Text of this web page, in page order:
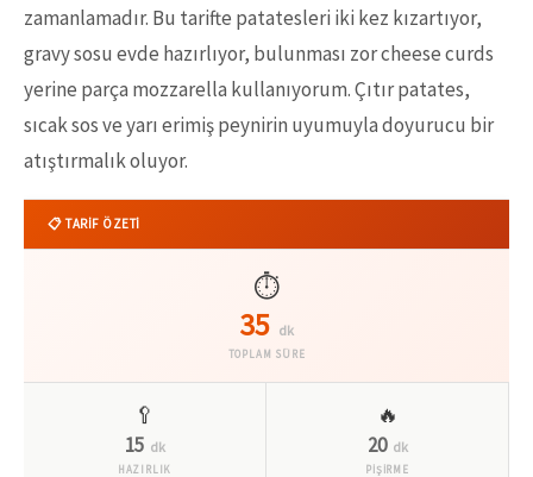
zamanlamadır. Bu tarifte patatesleri iki kez kızartıyor,
gravy sosu evde hazırlıyor, bulunması zor cheese curds
yerine parça mozzarella kullanıyorum. Çıtır patates,
sıcak sos ve yarı erimiş peynirin uyumuyla doyurucu bir
atıştırmalık oluyor.
📋 TARİF ÖZETİ
⏱️
35 dk
TOPLAM SÜRE
🥄
15 dk
HAZIRLIK
🔥
20 dk
PİŞİRME